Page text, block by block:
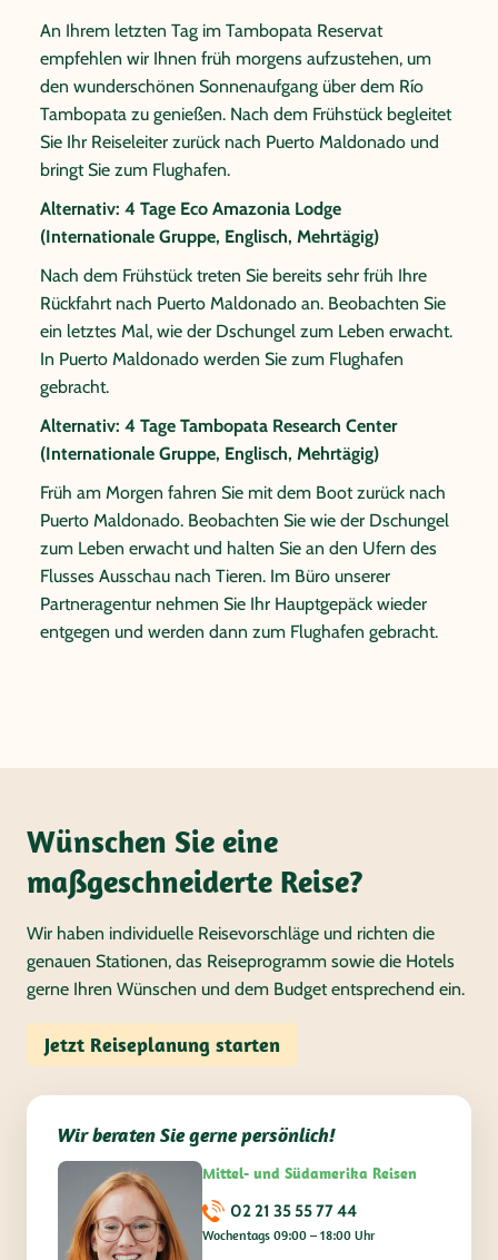
an und genießen von dort die einmalige Sicht über die
magischen, grünen Weiten des Amazonas-
Regenwaldes. Mit dem Kanu werden Sie anschließend
lautlos über den See und seine labyrinthartigen
Wasserstraßen gleiten. Zum Mittagessen werden Sie
zurück in der Lodge sein und wer möchte, kann am
Nachmittag an einem der optionalen Ausflüge
teilnehmen: eine Führung im Botanischen Garten oder
ein erfrischendes Bad im Fluss. Am Abend erwartet Sie
ein leckeres Essen in der Lodge.
Alternativ: 4 Tage Tambopata Research Center
(Internationale Gruppe, Englisch, Mehrtägig)
Nach dem Frühstück entdecken Sie heute auf dem fünf
Kilometer langen Wanderweg “Tierra Firme” eine
vollkommen andere Umgebung, die von kleinen und
schmaleren Bäumen auf Hügeln und steilen Hängen
gekennzeichnet ist. Oft werden hier
Braunrückentamarine gesichtet und mit etwas Glück
können Sie auch einen Tapir erspähen. Nach dem
Mittagessen gehen Sie den „Sumpfpalmen-Pfad“
entlang, der sich an den Ausläufern eines Altwassersees
befindet. Die Palmen sind eine wichtige Nahrungsquelle
An Ihrem letzten Tag im Tambopata Reservat
empfehlen wir Ihnen früh morgens aufzustehen, um
den wunderschönen Sonnenaufgang über dem Río
Tambopata zu genießen. Nach dem Frühstück begleitet
Sie Ihr Reiseleiter zurück nach Puerto Maldonado und
bringt Sie zum Flughafen.
Alternativ: 4 Tage Eco Amazonia Lodge
(Internationale Gruppe, Englisch, Mehrtägig)
Nach dem Frühstück treten Sie bereits sehr früh Ihre
Rückfahrt nach Puerto Maldonado an. Beobachten Sie
ein letztes Mal, wie der Dschungel zum Leben erwacht.
In Puerto Maldonado werden Sie zum Flughafen
gebracht.
Alternativ: 4 Tage Tambopata Research Center
(Internationale Gruppe, Englisch, Mehrtägig)
Früh am Morgen fahren Sie mit dem Boot zurück nach
Puerto Maldonado. Beobachten Sie wie der Dschungel
zum Leben erwacht und halten Sie an den Ufern des
Flusses Ausschau nach Tieren. Im Büro unserer
Partneragentur nehmen Sie Ihr Hauptgepäck wieder
entgegen und werden dann zum Flughafen gebracht.
Wünschen Sie eine
maßgeschneiderte Reise?
Wir haben individuelle Reisevorschläge und richten die
genauen Stationen, das Reiseprogramm sowie die Hotels
gerne Ihren Wünschen und dem Budget entsprechend ein.
Jetzt Reiseplanung starten
Wir beraten Sie gerne persönlich!
Mittel- und Südamerika Reisen
02 21 35 55 77 44
Wochentags 09:00 – 18:00 Uhr